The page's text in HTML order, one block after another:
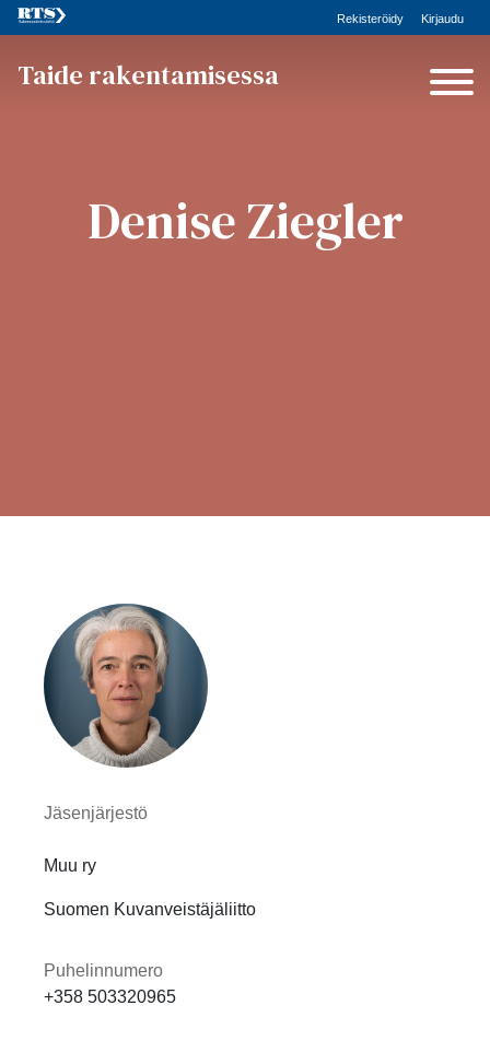
Rekisteröidy Kirjaudu
Taide rakentamisessa
Denise Ziegler
Jäsenjärjestö
Muu ry
Suomen Kuvanveistäjäliitto
Puhelinnumero
+358 503320965